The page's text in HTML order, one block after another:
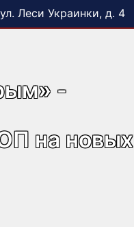
Леси Украинки, д. 4
-
на